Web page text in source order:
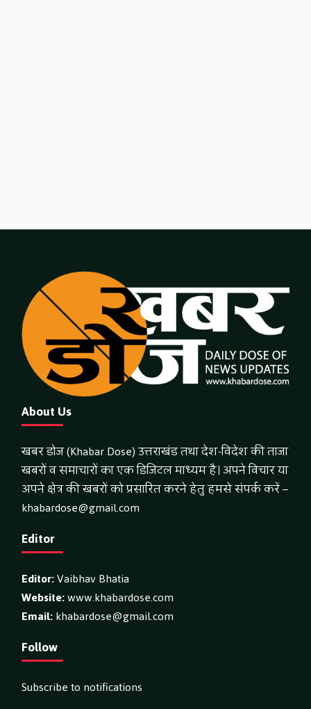
About Us
खबर डोज (Khabar Dose) उत्तराखंड तथा देश-विदेश की ताजा
खबरों व समाचारों का एक डिजिटल माध्यम है। अपने विचार या
अपने क्षेत्र की खबरों को प्रसारित करने हेतु हमसे संपर्क करें –
khabardose@gmail.com
Editor
Editor:Vaibhav Bhatia
Website:www.khabardose.com
Email:khabardose@gmail.com
Follow
Subscribe to notifications